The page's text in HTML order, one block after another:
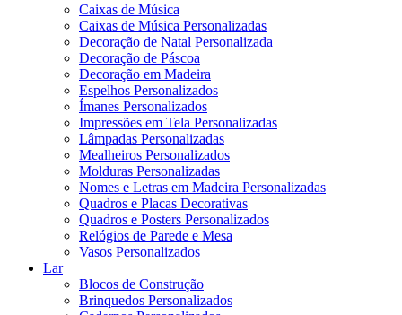
Caixas de Música
Caixas de Música Personalizadas
Decoração de Natal Personalizada
Decoração de Páscoa
Decoração em Madeira
Espelhos Personalizados
Ímanes Personalizados
Impressões em Tela Personalizadas
Lâmpadas Personalizadas
Mealheiros Personalizados
Molduras Personalizadas
Nomes e Letras em Madeira Personalizadas
Quadros e Placas Decorativas
Quadros e Posters Personalizados
Relógios de Parede e Mesa
Vasos Personalizados
Lar
Blocos de Construção
Brinquedos Personalizados